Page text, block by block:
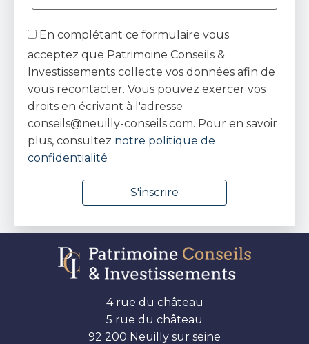
En complétant ce formulaire vous
acceptez que Patrimoine Conseils &
Investissements collecte vos données afin de
vous recontacter. Vous pouvez exercer vos
droits en écrivant à l'adresse
conseils@neuilly-conseils.com. Pour en savoir
plus, consultez notre politique de
confidentialité
4 rue du château
5 rue du château
92 200 Neuilly sur seine